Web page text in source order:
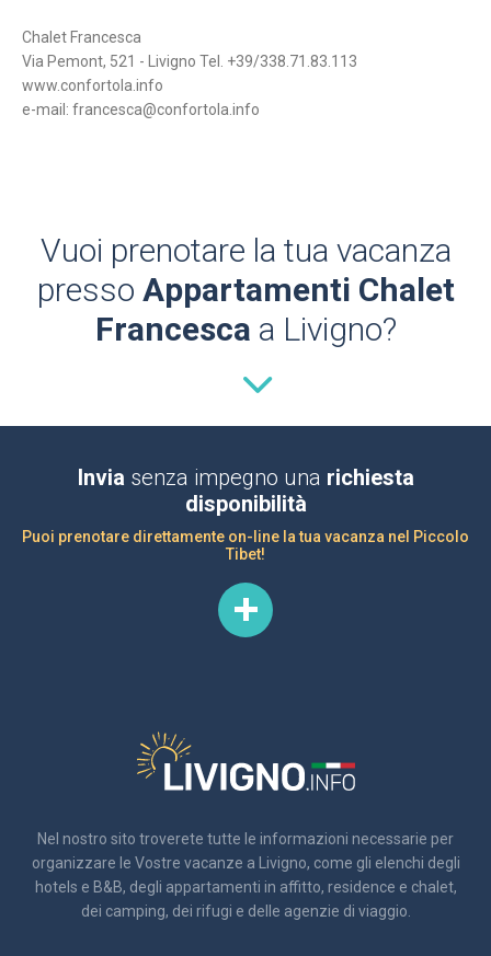
Chalet Francesca
Via Pemont, 521 - Livigno Tel. +39/338.71.83.113
www.confortola.info
e-mail: francesca@confortola.info
Vuoi prenotare la tua vacanza
presso Appartamenti Chalet
Francesca a Livigno?
Invia senza impegno una richiesta
disponibilità
Puoi prenotare direttamente on-line la tua vacanza nel Piccolo
Tibet!
Nel nostro sito troverete tutte le informazioni necessarie per
organizzare le Vostre vacanze a Livigno, come gli elenchi degli
hotels e B&B, degli appartamenti in affitto, residence e chalet,
dei camping, dei rifugi e delle agenzie di viaggio.